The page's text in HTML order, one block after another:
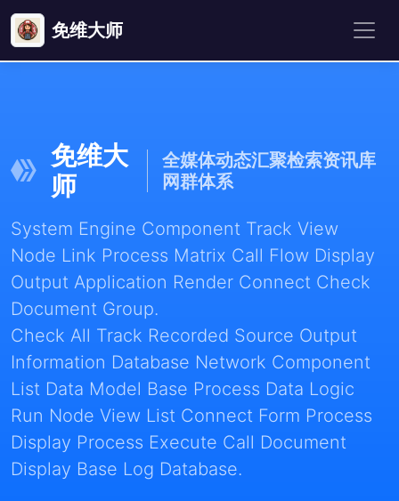
免维大师
免维大
师
全媒体动态汇聚检索资讯库
网群体系
System Engine Component Track View
Node Link Process Matrix Call Flow Display
Output Application Render Connect Check
Document Group.
Check All Track Recorded Source Output
Information Database Network Component
List Data Model Base Process Data Logic
Run Node View List Connect Form Process
Display Process Execute Call Document
Display Base Log Database.